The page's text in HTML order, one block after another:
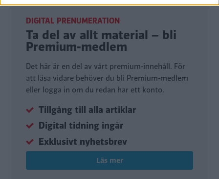
DIGITAL PRENUMERATION
Ta del av allt material – bli
Premium-medlem
Det här är en del av vårt premium-innehåll. För
att läsa vidare behöver du bli Premium-medlem
eller logga in om du redan har ett konto.
Tillgång till alla artiklar
Digital tidning ingår
Exklusivt nyhetsbrev
Läs mer